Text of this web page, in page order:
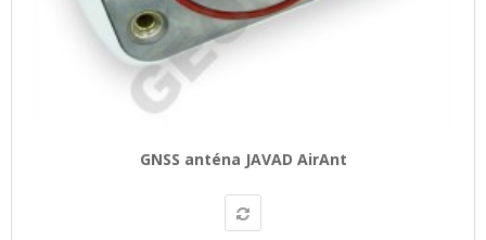
GNSS anténa JAVAD AirAnt